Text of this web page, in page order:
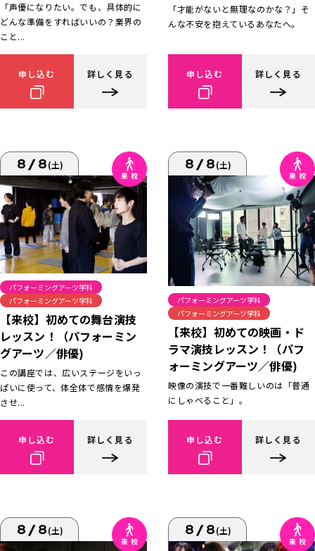
「声優になりたい。でも、具体的に
どんな準備をすればいいの？業界の
こと...
申し込む 詳しく見る
「才能がないと無理なのかな？」そ
んな不安を抱えているあなたへ。
申し込む 詳しく見る
8/8(土)
パフォーミングアーツ学科
パフォーミングアーツ学科
【来校】初めての舞台演技
レッスン！（パフォーミン
グアーツ／俳優)
この講座では、広いステージをいっ
ぱいに使って、体全体で感情を爆発
させ...
申し込む 詳しく見る
8/8(土)
パフォーミングアーツ学科
パフォーミングアーツ学科
【来校】初めての映画・ド
ラマ演技レッスン！（パフ
ォーミングアーツ／俳優)
映像の演技で一番難しいのは「普通
にしゃべること」。
申し込む 詳しく見る
8/8(土) 8/8(土)